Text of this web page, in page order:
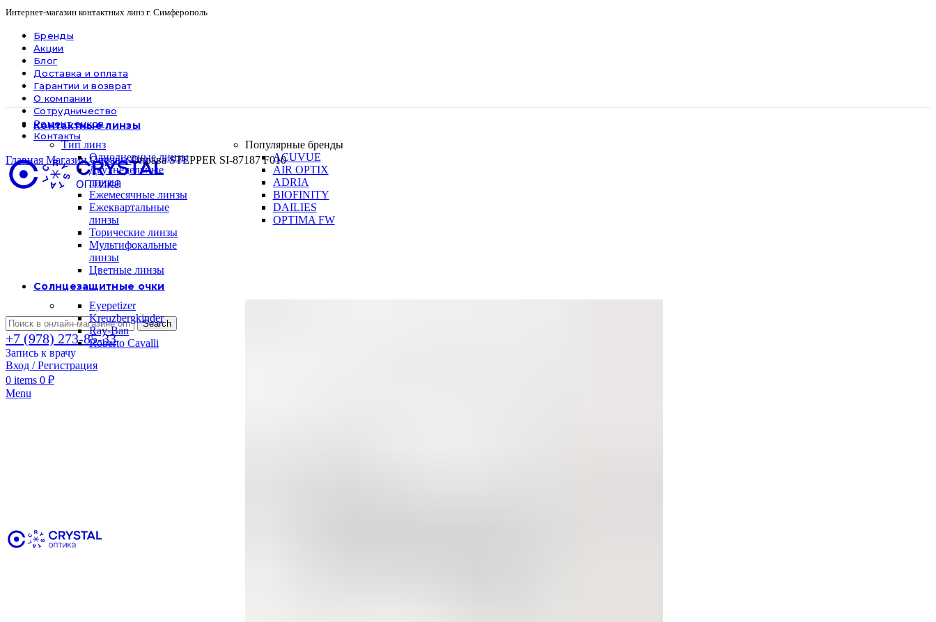
Интернет-магазин контактных линз г. Симферополь
Бренды
Акции
Блог
Доставка и оплата
Гарантии и возврат
О компании
Сотрудничество
Ремонт очков
Контакты
Search
+7 (978) 273-85-33
Запись к врачу
Вход / Регистрация
0 items 0 ₽
Menu
Контактные линзы
Тип линз
Однодневные линзы
Двухнедельные
линзы
Ежемесячные линзы
Ежеквартальные
линзы
Торические линзы
Мультифокальные
линзы
Цветные линзы
Популярные бренды
ACUVUE
AIR OPTIX
ADRIA
BIOFINITY
DAILIES
OPTIMA FW
Солнцезащитные очки
Eyepetizer
Kreuzbergkinder
Ray-Ban
Roberto Cavalli
Главная МагазинОправыОправа STEPPER SI-87187 F010